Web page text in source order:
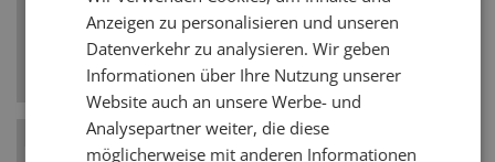
Nebst dem Gerstenmalz werden alternative
Getreidesorten verwendet.
Hefe-Art Gemischte Gärung
Anzeigen zu personalisieren und unseren
Datenverkehr zu analysieren. Wir geben
Informationen über Ihre Nutzung unserer
Website auch an unsere Werbe- und
Analysepartner weiter, die diese
möglicherweise mit anderen Informationen